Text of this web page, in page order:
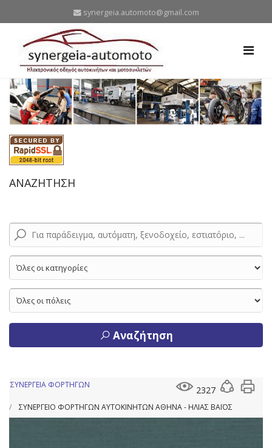
synergeia.automoto@gmail.com
ΑΝΑΖΗΤΗΣΗ
Αναζήτηση
2327
ΣΥΝΕΡΓΕΙΑ ΦΟΡΤΗΓΩΝ
ΣΥΝΕΡΓΕΙΟ ΦΟΡΤΗΓΩΝ ΑΥΤΟΚΙΝΗΤΩΝ ΑΘΗΝΑ - ΗΛΙΑΣ ΒΑΪΟΣ